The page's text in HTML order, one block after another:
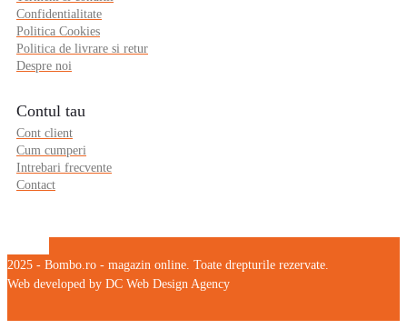
Contul tau
Cont client
Cum cumperi
Intrebari frecvente
2025 - Bombo.ro - magazin online. Toate drepturile rezervate.
Web developed by DC Web Design Agency
Search